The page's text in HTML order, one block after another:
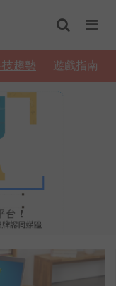
技趨勢 遊戲指南